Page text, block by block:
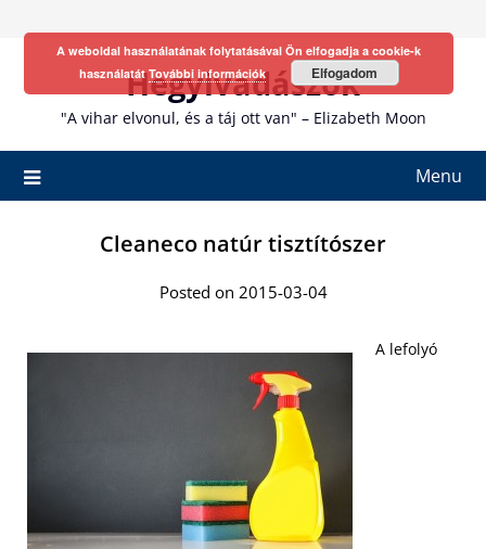
Hegyivadászok
"A vihar elvonul, és a táj ott van" – Elizabeth Moon
Menu
Cleaneco natúr tisztítószer
Posted on 2015-03-04
A lefolyó
A weboldal használatának folytatásával Ön elfogadja a cookie-k
használatátTovábbi információk Elfogadom